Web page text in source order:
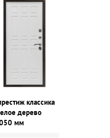
классика
дерево
мм